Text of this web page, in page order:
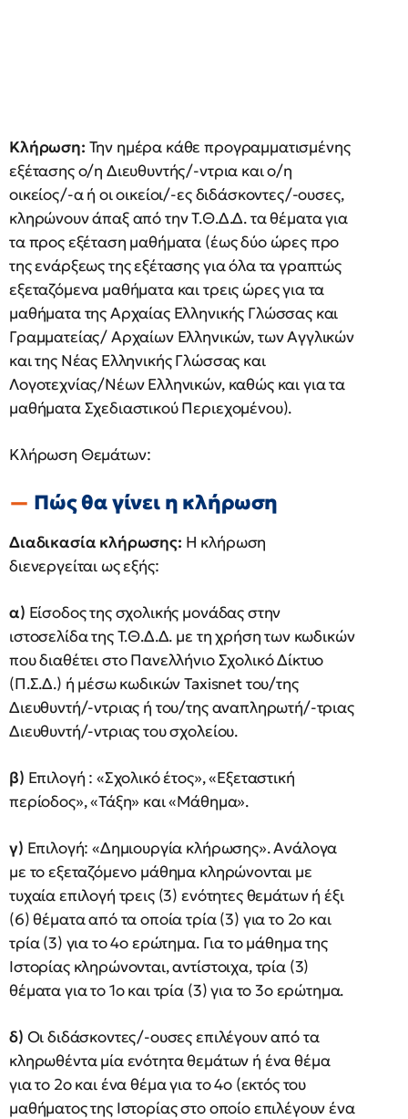
Κλήρωση: Την ημέρα κάθε προγραμματισμένης
εξέτασης ο/η Διευθυντής/-ντρια και ο/η
οικείος/-α ή οι οικείοι/-ες διδάσκοντες/-ουσες,
κληρώνουν άπαξ από την Τ.Θ.Δ.Δ. τα θέματα για
τα προς εξέταση μαθήματα (έως δύο ώρες προ
της ενάρξεως της εξέτασης για όλα τα γραπτώς
εξεταζόμενα μαθήματα και τρεις ώρες για τα
μαθήματα της Αρχαίας Ελληνικής Γλώσσας και
Γραμματείας/ Αρχαίων Ελληνικών, των Αγγλικών
και της Νέας Ελληνικής Γλώσσας και
Λογοτεχνίας/Νέων Ελληνικών, καθώς και για τα
μαθήματα Σχεδιαστικού Περιεχομένου).
Κλήρωση Θεμάτων:
Πώς θα γίνει η κλήρωση
Διαδικασία κλήρωσης: Η κλήρωση
διενεργείται ως εξής:
α) Είσοδος της σχολικής μονάδας στην
ιστοσελίδα της Τ.Θ.Δ.Δ. με τη χρήση των κωδικών
που διαθέτει στο Πανελλήνιο Σχολικό Δίκτυο
(Π.Σ.Δ.) ή μέσω κωδικών Taxisnet του/της
Διευθυντή/-ντριας ή του/της αναπληρωτή/-τριας
Διευθυντή/-ντριας του σχολείου.
β) Επιλογή : «Σχολικό έτος», «Εξεταστική
περίοδος», «Τάξη» και «Μάθημα».
γ) Επιλογή: «Δημιουργία κλήρωσης». Ανάλογα
με το εξεταζόμενο μάθημα κληρώνονται με
τυχαία επιλογή τρεις (3) ενότητες θεμάτων ή έξι
(6) θέματα από τα οποία τρία (3) για το 2ο και
τρία (3) για το 4ο ερώτημα. Για το μάθημα της
Ιστορίας κληρώνονται, αντίστοιχα, τρία (3)
θέματα για το 1ο και τρία (3) για το 3ο ερώτημα.
δ) Οι διδάσκοντες/-ουσες επιλέγουν από τα
κληρωθέντα μία ενότητα θεμάτων ή ένα θέμα
για το 2ο και ένα θέμα για το 4ο (εκτός του
μαθήματος της Ιστορίας στο οποίο επιλέγουν ένα